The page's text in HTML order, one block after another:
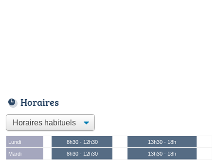
Horaires
Lundi 8h30 - 12h30
13h30 - 18h
Mardi
8h30 - 12h30
13h30 - 18h